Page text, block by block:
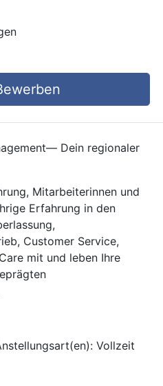
Dein regionaler
Mitarbeiterinnen und
Erfahrung in den
Customer Service,
mit und leben Ihre
Vollzeit